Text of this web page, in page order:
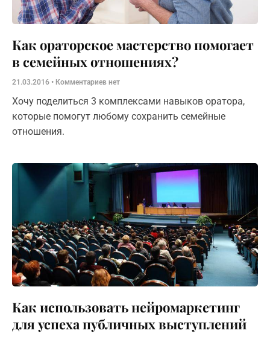
Как ораторское мастерство помогает
в семейных отношениях?
21.03.2016 Комментариев нет
Хочу поделиться 3 комплексами навыков оратора,
которые помогут любому сохранить семейные
отношения.
Как использовать нейромаркетинг
для успеха публичных выступлений